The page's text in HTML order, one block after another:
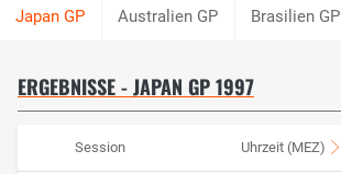
Australien GP Brasilien GP
ERGEBNISSE - JAPAN GP 1997
Session Uhrzeit (MEZ)